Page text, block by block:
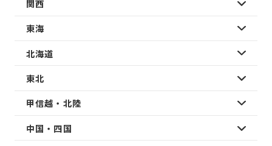
関西
東海
北海道
東北
甲信越・北陸
中国・四国